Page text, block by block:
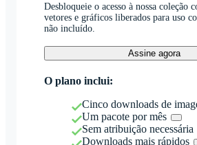
Desbloqueie o acesso à nossa coleção
vetores e gráficos liberados para uso
não incluído.
Assine agora
O plano inclui:
Cinco downloads de
Um pacote por mês
Sem atribuição necessária
Downloads mais rápidos